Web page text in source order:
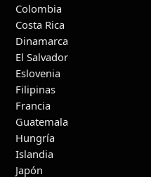
Colombia
Costa Rica
Dinamarca
El Salvador
Eslovenia
Filipinas
Francia
Guatemala
Hungría
Islandia
Japón